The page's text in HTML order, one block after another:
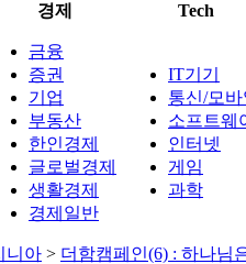
경제 Tech
금융
증권
기업
부동산
한인경제
글로벌경제
생활경제
경제일반
IT기기
통신/모
소프트웨
인터넷
게임
과학
니아 > 더함캠페인(6) : 하나님